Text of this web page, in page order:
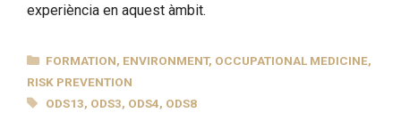
experiència en aquest àmbit.
CATEGORIES
FORMATION, ENVIRONMENT, OCCUPATIONAL MEDICINE,
RISK PREVENTION
TAGS
ODS13, ODS3, ODS4, ODS8